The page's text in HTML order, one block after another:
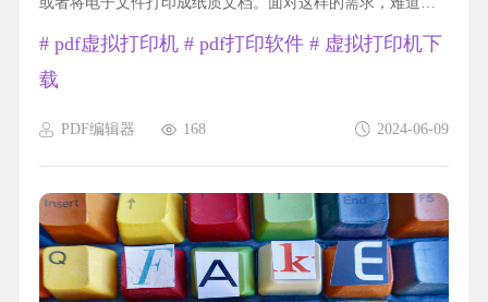
肯定的！让我向你介绍一个酷炫又实用的工具——PDF虚拟打
的文件转化为PDF格式，还能将PDF文件以虚拟打印机的形式
大，让...
PDF编辑器 2024-06-09
168
# pdf虚拟打印机# pdf打印软件# 虚拟打印机下
载